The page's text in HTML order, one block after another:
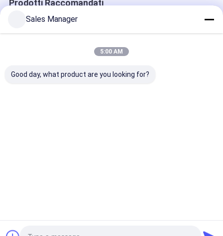
Prodotti Raccomandati
Sales Manager
5:00 AM
Good day, what product are you looking for?